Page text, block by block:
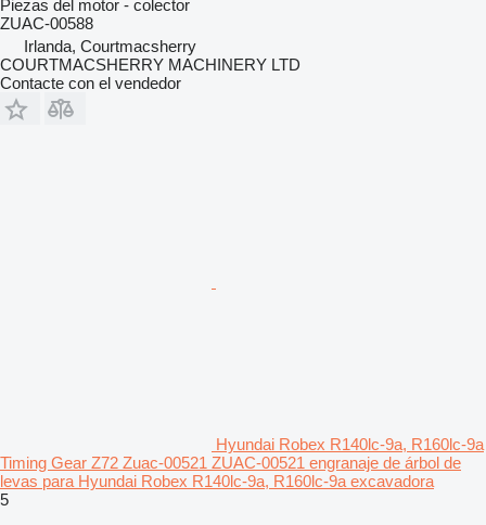
Piezas del motor - colector
ZUAC-00588
Irlanda, Courtmacsherry
COURTMACSHERRY MACHINERY LTD
Contacte con el vendedor
Hyundai Robex R140lc-9a, R160lc-9a
Timing Gear Z72 Zuac-00521 ZUAC-00521 engranaje de árbol de
levas para Hyundai Robex R140lc-9a, R160lc-9a excavadora
5